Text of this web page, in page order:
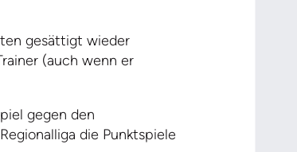
gesättigt wieder
(auch wenn er
gegen den
die Punktspiele